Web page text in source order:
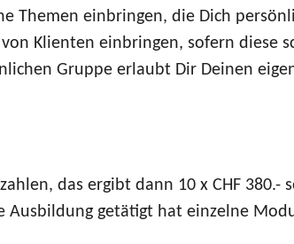
Themen einbringen, die Dich
Klienten einbringen, sofern diese
Gruppe erlaubt Dir Deinen
das ergibt dann 10 x CHF 380.-
Ausbildung getätigt hat einzelne